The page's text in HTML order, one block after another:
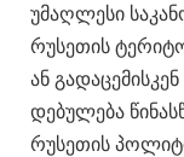
უმაღლესი
რუსეთის
ან
დებულება
რუსეთის